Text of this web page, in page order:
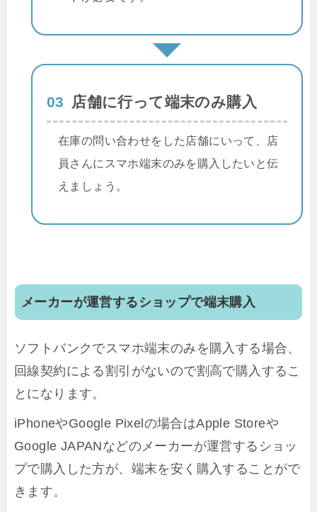
03 店舗に行って端末のみ購入
在庫の問い合わせをした店舗にいって、店
員さんにスマホ端末のみを購入したいと伝
えましょう。
メーカーが運営するショップで端末購入
ソフトバンクでスマホ端末のみを購入する場合、
回線契約による割引がないので割高で購入するこ
とになります。
iPhoneやGoogle Pixelの場合はApple Storeや
Google JAPANなどのメーカーが運営するショッ
プで購入した方が、端末を安く購入することがで
きます。